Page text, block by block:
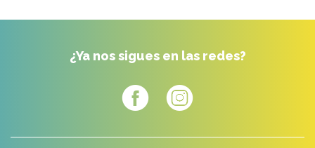
¿Ya nos sigues en las redes?